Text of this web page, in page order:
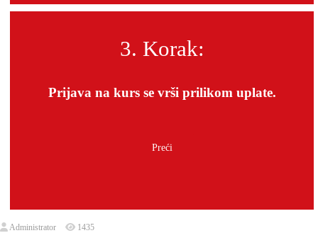
3. Korak:
Prijava na kurs se vrši prilikom uplate.
Administrator 1435